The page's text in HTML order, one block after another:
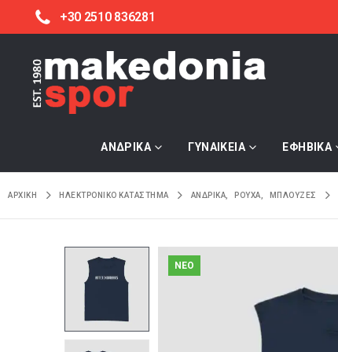
+30 2510 836281
ΑΝΔΡΙΚΑ ΓΥΝΑΙΚΕΙΑ ΕΦΗΒΙΚΑ
ΑΡΧΙΚΉ ΗΛΕΚΤΡΟΝΙΚΌ ΚΑΤΆΣΤΗΜΑ ΑΝΔΡΙΚΑ ΡΟΥΧΑ ΜΠΛΟΥΖΕΣ
NEO